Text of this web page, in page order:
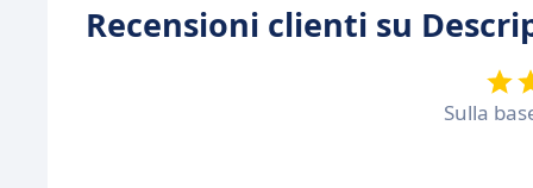
Recensioni clienti su
Sulla